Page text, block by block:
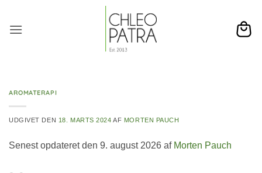
indhold
AROMATERAPI
UDGIVET DEN 18. MARTS 2024 AF MORTEN PAUCH
Senest opdateret den 9. august 2026 af Morten Pauch